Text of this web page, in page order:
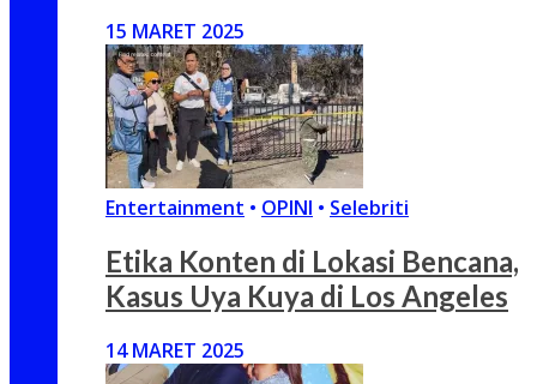
15 MARET 2025
Entertainment • OPINI • Selebriti
Etika Konten di Lokasi Bencana,
Kasus Uya Kuya di Los Angeles
14 MARET 2025